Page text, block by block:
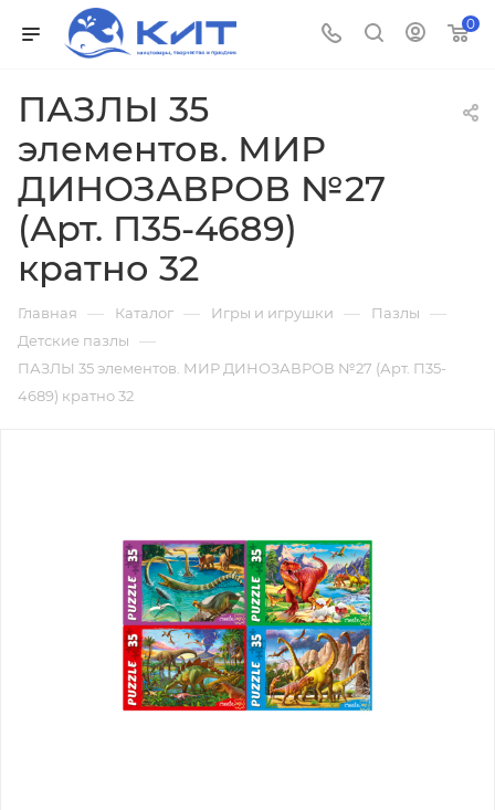
0
ПАЗЛЫ 35
элементов. МИР
ДИНОЗАВРОВ №27
(Арт. П35-4689)
кратно 32
Главная — Каталог — Игры и игрушки — Пазлы —
Детские пазлы —
ПАЗЛЫ 35 элементов. МИР ДИНОЗАВРОВ №27 (Арт. П35-
4689) кратно 32